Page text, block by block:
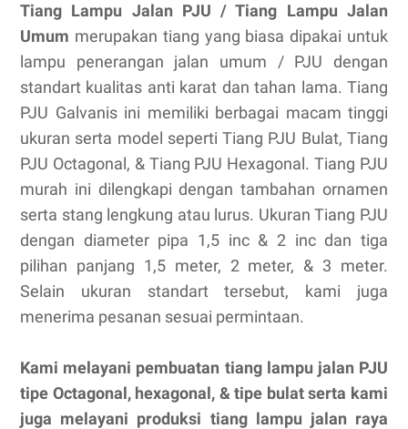
Tiang Lampu Jalan PJU / Tiang Lampu Jalan
Umum merupakan tiang yang biasa dipakai untuk
lampu penerangan jalan umum / PJU dengan
standart kualitas anti karat dan tahan lama. Tiang
PJU Galvanis ini memiliki berbagai macam tinggi
ukuran serta model seperti Tiang PJU Bulat, Tiang
PJU Octagonal, & Tiang PJU Hexagonal. Tiang PJU
murah ini dilengkapi dengan tambahan ornamen
serta stang lengkung atau lurus. Ukuran Tiang PJU
dengan diameter pipa 1,5 inc & 2 inc dan tiga
pilihan panjang 1,5 meter, 2 meter, & 3 meter.
Selain ukuran standart tersebut, kami juga
menerima pesanan sesuai permintaan.
Kami melayani pembuatan tiang lampu jalan PJU
tipe Octagonal, hexagonal, & tipe bulat serta kami
juga melayani produksi tiang lampu jalan raya